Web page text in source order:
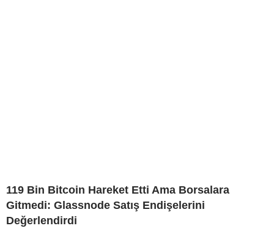
119 Bin Bitcoin Hareket Etti Ama Borsalara
Gitmedi: Glassnode Satış Endişelerini
Değerlendirdi